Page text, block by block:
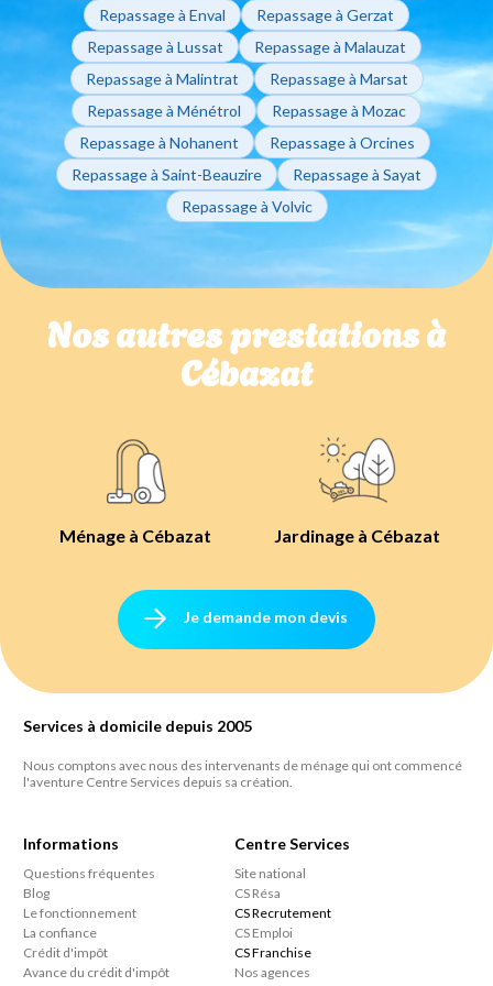
Repassage à Enval
Repassage à Gerzat
Repassage à Lussat
Repassage à Malauzat
Repassage à Malintrat
Repassage à Marsat
Repassage à Ménétrol
Repassage à Mozac
Repassage à Nohanent
Repassage à Orcines
Repassage à Saint-Beauzire
Repassage à Sayat
Repassage à Volvic
Nos autres prestations à
Cébazat
Ménage à Cébazat Jardinage à Cébazat
Je demande mon devis
Services à domicile depuis 2005
Nous comptons avec nous des intervenants de ménage qui ont commencé
l'aventure Centre Services depuis sa création.
Informations
Questions fréquentes
Blog
Le fonctionnement
La confiance
Crédit d'impôt
Avance du crédit d'impôt
Centre Services
Site national
CS Résa
CS Recrutement
CS Emploi
CS Franchise
Nos agences